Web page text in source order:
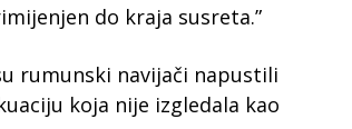
do kraja susreta.”
rumunski navijači napustili
koja nije izgledala kao